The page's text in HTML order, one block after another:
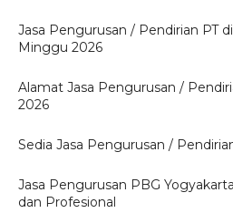
Jasa Pengurusan / Pendirian PT
Minggu 2026
Alamat Jasa Pengurusan /
2026
Sedia Jasa Pengurusan /
Jasa Pengurusan PBG
dan Profesional